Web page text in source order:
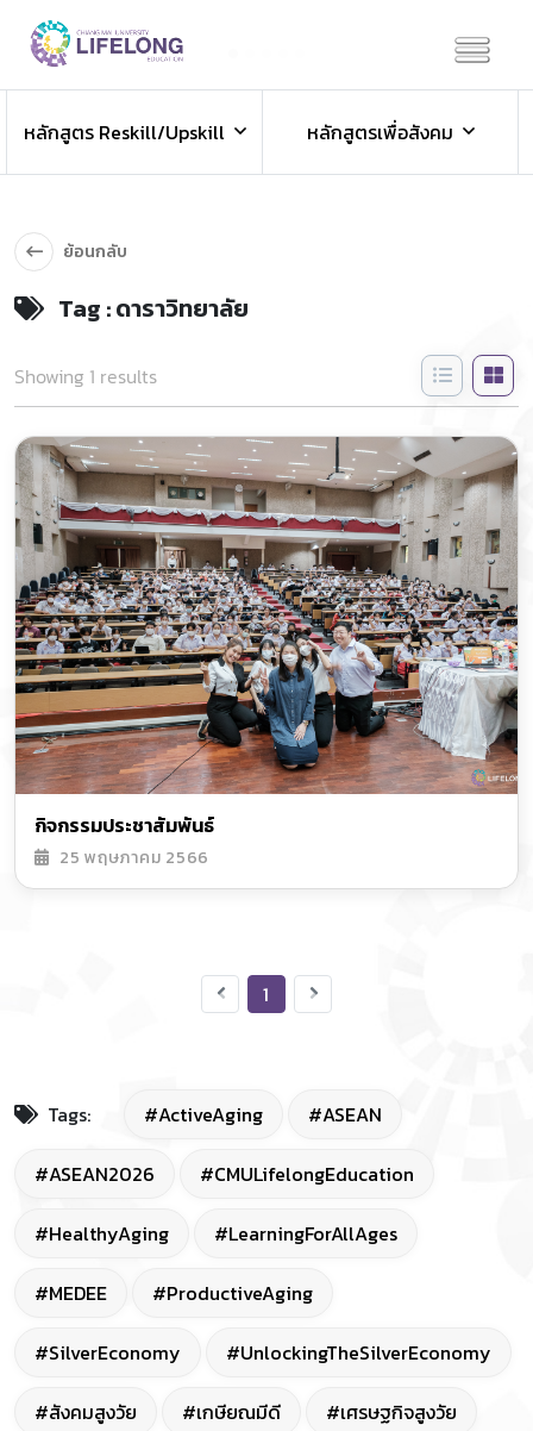
ข่าวประชาสัมพันธ์
ข่าวสารองค์กร ข่าวสารกิจกรรม
หลักสูตร Reskill/Upskill
หลักสูตรเพื่อสังคม
ย้อนกลับ
Tag : ดาราวิทยาลัย
Showing 1 results
กิจกรรมประชาสัมพันธ์
25 พฤษภาคม 2566
1
Tags: #ActiveAging #ASEAN
#ASEAN2026 #CMULifelongEducation
#HealthyAging #LearningForAllAges
#MEDEE #ProductiveAging
#SilverEconomy #UnlockingTheSilverEconomy
#สังคมสูงวัย #เกษียณมีดี #เศรษฐกิจสูงวัย